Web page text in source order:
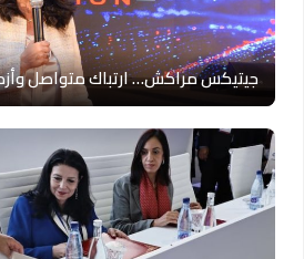
جيتيكس مراكش… ارتباك متواصل